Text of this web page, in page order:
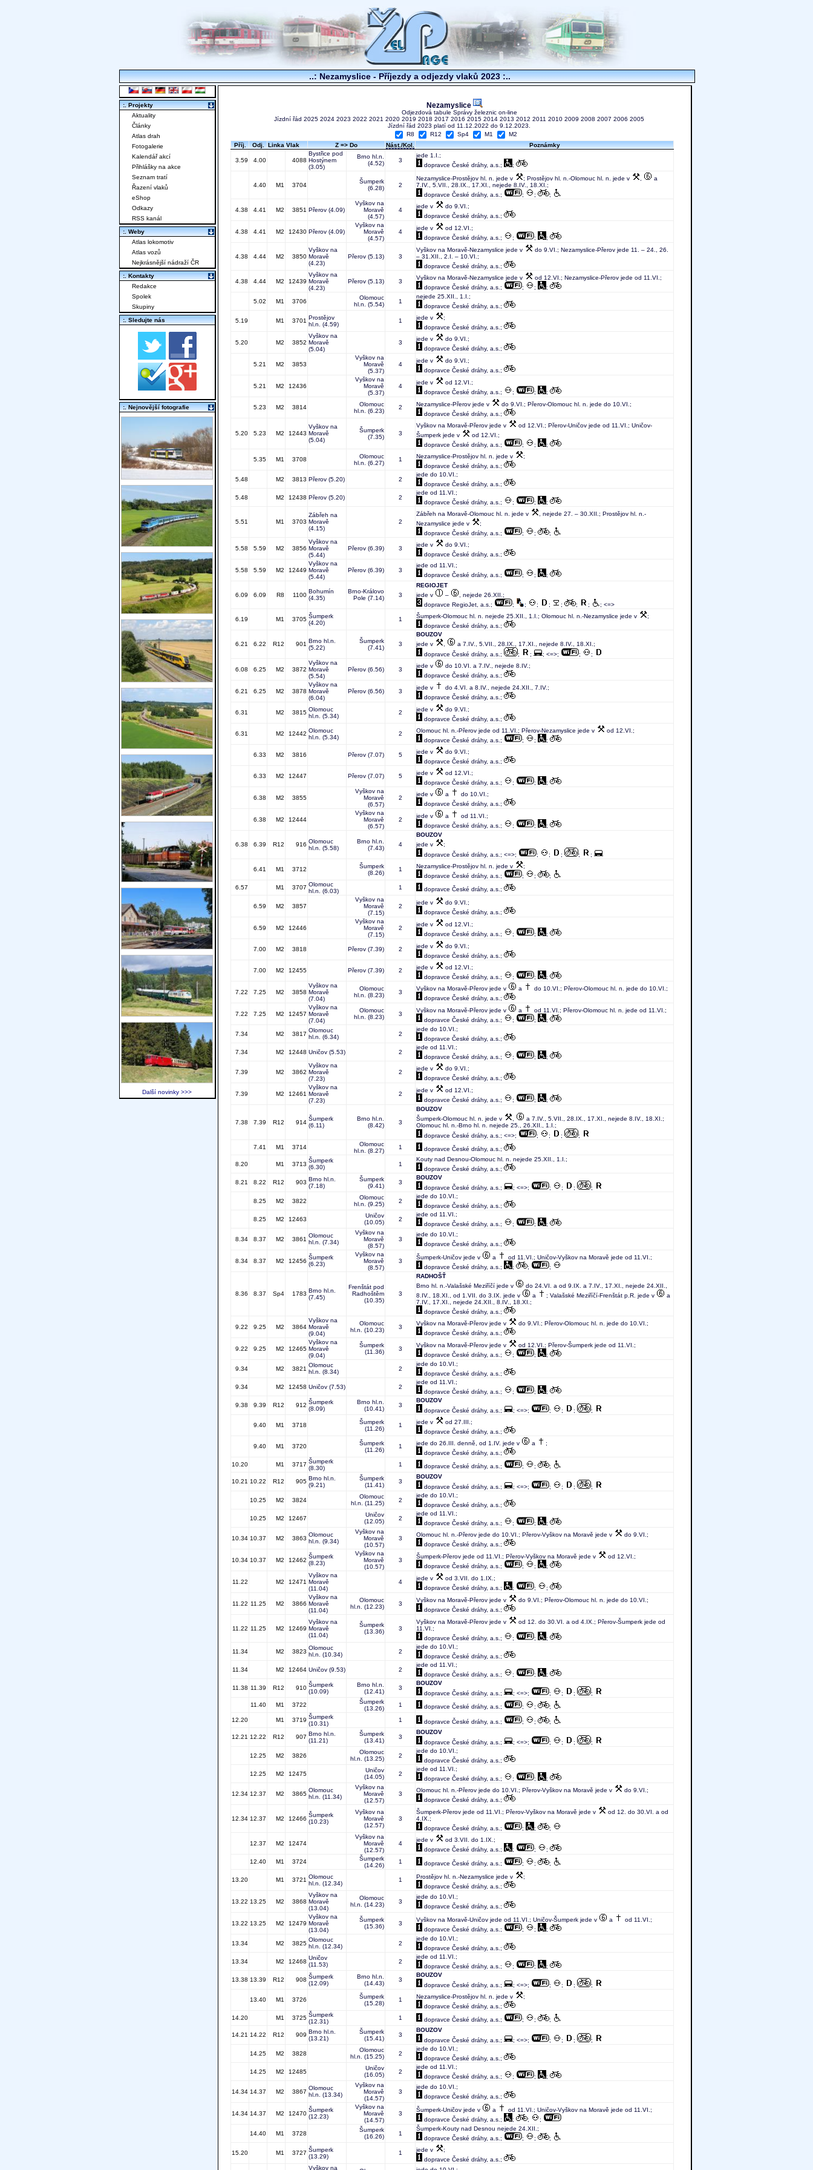
..: Nezamyslice - Příjezdy a odjezdy vlaků 2023 :..
Nezamyslice
Odjezdová tabule Správy železnic on-line
Jízdní řád 2025 2024 2023 2022 2021 2020 2019 2018 2017 2016 2015 2014 2013 2012 2011 2010 2009 2008 2007 2006 2005
Jízdní řád 2023 platí od 11.12.2022 do 9.12.2023.
R8
R12 Sp4 M1
M2
Příj.
Odj. Linka Vlak Z => Do Nást./Kol. Poznámky
3.59 4.00 4088
Bystřice pod
Hostýnem
(3.05)
Brno hl.n.
(4.52)
3
jede 1.I.;
dopravce České dráhy, a.s.;
;
4.40 M1 3704
Šumperk
(6.28)
2
Nezamyslice-Prostějov hl. n. jede v ; Prostějov hl. n.-Olomouc hl. n. jede v ,
a
7.IV., 5.VII., 28.IX., 17.XI., nejede 8.IV., 18.XI.;
dopravce České dráhy, a.s.;
; ; ;
4.38 4.41 M2 3851 Přerov (4.09)
Vyškov na
Moravě
(4.57)
4
jede v
do 9.VI.;
dopravce České dráhy, a.s.;
4.38 4.41 M2 12430 Přerov (4.09)
Vyškov na
Moravě
(4.57)
4
jede v
od 12.VI.;
dopravce České dráhy, a.s.;
; ; ;
4.38 4.44 M2 3850
Vyškov na
Moravě
(4.23)
Přerov (5.13) 3
Vyškov na Moravě-Nezamyslice jede v
do 9.VI.; Nezamyslice-Přerov jede 11. – 24., 26.
– 31.XII., 2.I. – 10.VI.;
dopravce České dráhy, a.s.;
4.38 4.44 M2 12439
Vyškov na
Moravě
(4.23)
Přerov (5.13) 3
Vyškov na Moravě-Nezamyslice jede v
od 12.VI.; Nezamyslice-Přerov jede od 11.VI.;
dopravce České dráhy, a.s.;
; ; ;
5.02 M1 3706
Olomouc
hl.n. (5.54) 1
nejede 25.XII., 1.I.;
dopravce České dráhy, a.s.;
5.19 M1 3701 Prostějov
hl.n. (4.59)
1 jede v
;
dopravce České dráhy, a.s.;
5.20 M2 3852
Vyškov na
Moravě
(5.04)
3
jede v
do 9.VI.;
dopravce České dráhy, a.s.;
5.21 M2 3853
Vyškov na
Moravě
(5.37)
4
jede v
do 9.VI.;
dopravce České dráhy, a.s.;
5.21 M2 12436
Vyškov na
Moravě
(5.37)
4
jede v
od 12.VI.;
dopravce České dráhy, a.s.;
; ; ;
5.23 M2 3814
Olomouc
hl.n. (6.23)
2 Nezamyslice-Přerov jede v
do 9.VI.; Přerov-Olomouc hl. n. jede do 10.VI.;
dopravce České dráhy, a.s.;
5.20 5.23 M2 12443
Vyškov na
Moravě
(5.04)
Šumperk
(7.35)
3
Vyškov na Moravě-Přerov jede v
od 12.VI.; Přerov-Uničov jede od 11.VI.; Uničov-
Šumperk jede v
od 12.VI.;
dopravce České dráhy, a.s.;
; ; ;
5.35 M1 3708
Olomouc
hl.n. (6.27)
1 Nezamyslice-Prostějov hl. n. jede v
;
dopravce České dráhy, a.s.;
5.48
M2 3813 Přerov (5.20) 2
jede do 10.VI.;
dopravce České dráhy, a.s.;
5.48
M2 12438 Přerov (5.20) 2
jede od 11.VI.;
dopravce České dráhy, a.s.;
; ; ;
5.51 M1 3703
Zábřeh na
Moravě
(4.15)
2
Zábřeh na Moravě-Olomouc hl. n. jede v
, nejede 27. – 30.XII.; Prostějov hl. n.-
Nezamyslice jede v
;
dopravce České dráhy, a.s.;
; ; ;
5.58 5.59 M2 3856
Vyškov na
Moravě
(5.44)
Přerov (6.39) 3
jede v
do 9.VI.;
dopravce České dráhy, a.s.;
5.58 5.59 M2 12449
Vyškov na
Moravě
(5.44)
Přerov (6.39) 3
jede od 11.VI.;
dopravce České dráhy, a.s.;
; ; ;
6.09 6.09 R8 1100
Bohumín
(4.35)
Brno-Královo
Pole (7.14) 3
REGIOJET
jede v
–
, nejede 26.XII.;
dopravce RegioJet, a.s.;
; ; ; ; ; ; ; ; <=>
6.19 M1 3705 Šumperk
(4.20)
1 Šumperk-Olomouc hl. n. nejede 25.XII., 1.I.; Olomouc hl. n.-Nezamyslice jede v
;
dopravce České dráhy, a.s.;
6.21 6.22 R12 901 Brno hl.n.
(5.22)
Šumperk
(7.41)
3
BOUZOV
jede v
,
a 7.IV., 5.VII., 28.IX., 17.XI., nejede 8.IV., 18.XI.;
dopravce České dráhy, a.s.;
; ; ; <=>; ; ;
6.08 6.25 M2 3872
Vyškov na
Moravě
(5.54)
Přerov (6.56) 3
jede v
do 10.VI. a 7.IV., nejede 8.IV.;
dopravce České dráhy, a.s.;
6.21 6.25 M2 3878
Vyškov na
Moravě
(6.04)
Přerov (6.56) 3
jede v
do 4.VI. a 8.IV., nejede 24.XII., 7.IV.;
dopravce České dráhy, a.s.;
6.31 M2 3815 Olomouc
hl.n. (5.34)
2 jede v
do 9.VI.;
dopravce České dráhy, a.s.;
6.31 M2 12442 Olomouc
hl.n. (5.34)
2 Olomouc hl. n.-Přerov jede od 11.VI.; Přerov-Nezamyslice jede v
od 12.VI.;
dopravce České dráhy, a.s.;
; ; ;
6.33 M2 3816 Přerov (7.07) 5 jede v
do 9.VI.;
dopravce České dráhy, a.s.;
6.33 M2 12447 Přerov (7.07) 5 jede v
od 12.VI.;
dopravce České dráhy, a.s.;
; ; ;
6.38 M2 3855
Vyškov na
Moravě
(6.57)
2
jede v a
do 10.VI.;
dopravce České dráhy, a.s.;
6.38 M2 12444
Vyškov na
Moravě
(6.57)
2
jede v a
od 11.VI.;
dopravce České dráhy, a.s.;
; ; ;
6.38 6.39 R12 916 Olomouc
hl.n. (5.58)
Brno hl.n.
(7.43)
4
BOUZOV
jede v
;
dopravce České dráhy, a.s.; <=>;
; ; ; ; ;
6.41 M1 3712
Šumperk
(8.26)
1 Nezamyslice-Prostějov hl. n. jede v
;
dopravce České dráhy, a.s.;
; ;
;
6.57
M1 3707 Olomouc
hl.n. (6.03)
1 dopravce České dráhy, a.s.;
6.59 M2 3857
Vyškov na
Moravě
(7.15)
2
jede v
do 9.VI.;
dopravce České dráhy, a.s.;
6.59 M2 12446
Vyškov na
Moravě
(7.15)
2
jede v
od 12.VI.;
dopravce České dráhy, a.s.;
; ; ;
7.00 M2 3818 Přerov (7.39) 2 jede v
do 9.VI.;
dopravce České dráhy, a.s.;
7.00 M2 12455 Přerov (7.39) 2 jede v
od 12.VI.;
dopravce České dráhy, a.s.;
; ; ;
7.22 7.25 M2 3858
Vyškov na
Moravě
(7.04)
Olomouc
hl.n. (8.23) 3
Vyškov na Moravě-Přerov jede v a
do 10.VI.; Přerov-Olomouc hl. n. jede do 10.VI.;
dopravce České dráhy, a.s.;
7.22 7.25 M2 12457
Vyškov na
Moravě
(7.04)
Olomouc
hl.n. (8.23) 3
Vyškov na Moravě-Přerov jede v a
od 11.VI.; Přerov-Olomouc hl. n. jede od 11.VI.;
dopravce České dráhy, a.s.;
; ; ;
7.34 M2 3817
Olomouc
hl.n. (6.34) 2
jede do 10.VI.;
dopravce České dráhy, a.s.;
7.34
M2 12448 Uničov (5.53) 2
jede od 11.VI.;
dopravce České dráhy, a.s.;
; ; ;
7.39 M2 3862
Vyškov na
Moravě
(7.23)
2
jede v
do 9.VI.;
dopravce České dráhy, a.s.;
7.39 M2 12461
Vyškov na
Moravě
(7.23)
2
jede v
od 12.VI.;
dopravce České dráhy, a.s.;
; ; ;
7.38 7.39 R12 914
Šumperk
(6.11)
Brno hl.n.
(8.42)
3
BOUZOV
Šumperk-Olomouc hl. n. jede v
,
a 7.IV., 5.VII., 28.IX., 17.XI., nejede 8.IV., 18.XI.;
Olomouc hl. n.-Brno hl. n. nejede 25., 26.XII., 1.I.;
dopravce České dráhy, a.s.; <=>;
; ; ;
;
7.41
M1 3714
Olomouc
hl.n. (8.27)
1 dopravce České dráhy, a.s.;
8.20 M1 3713
Šumperk
(6.30)
1
Kouty nad Desnou-Olomouc hl. n. nejede 25.XII., 1.I.;
dopravce České dráhy, a.s.;
8.21
8.22 R12 903 Brno hl.n.
(7.18)
Šumperk
(9.41)
3
BOUZOV
dopravce České dráhy, a.s.;
; <=>; ; ; ;
;
8.25
M2 3822
Olomouc
hl.n. (9.25) 2
jede do 10.VI.;
dopravce České dráhy, a.s.;
8.25
M2 12463
Uničov
(10.05)
2
jede od 11.VI.;
dopravce České dráhy, a.s.;
; ; ;
8.34 8.37 M2 3861
Olomouc
hl.n. (7.34)
Vyškov na
Moravě
(8.57)
3
jede do 10.VI.;
dopravce České dráhy, a.s.;
8.34 8.37 M2 12456
Šumperk
(6.23)
Vyškov na
Moravě
(8.57)
3
Šumperk-Uničov jede v a
od 11.VI.; Uničov-Vyškov na Moravě jede od 11.VI.;
dopravce České dráhy, a.s.;
; ; ;
8.36 8.37 Sp4 1783 Brno hl.n.
(7.45)
Frenštát pod
Radhoštěm
(10.35)
3
RADHOŠŤ
Brno hl. n.-Valašské Meziříčí jede v
do 24.VI. a od 9.IX. a 7.IV., 17.XI., nejede 24.XII.,
8.IV., 18.XI., od 1.VII. do 3.IX. jede v
a ; Valašské Meziříčí-Frenštát p.R. jede v
a
7.IV., 17.XI., nejede 24.XII., 8.IV., 18.XI.;
dopravce České dráhy, a.s.;
9.22 9.25 M2 3864
Vyškov na
Moravě
(9.04)
Olomouc
hl.n. (10.23) 3
Vyškov na Moravě-Přerov jede v
do 9.VI.; Přerov-Olomouc hl. n. jede do 10.VI.;
dopravce České dráhy, a.s.;
9.22 9.25 M2 12465
Vyškov na
Moravě
(9.04)
Šumperk
(11.36)
3
Vyškov na Moravě-Přerov jede v
od 12.VI.; Přerov-Šumperk jede od 11.VI.;
dopravce České dráhy, a.s.;
; ; ;
9.34 M2 3821
Olomouc
hl.n. (8.34) 2
jede do 10.VI.;
dopravce České dráhy, a.s.;
9.34
M2 12458 Uničov (7.53) 2
jede od 11.VI.;
dopravce České dráhy, a.s.;
; ;
;
9.38
9.39 R12 912 Šumperk
(8.09)
Brno hl.n.
(10.41)
3
BOUZOV
dopravce České dráhy, a.s.;
; <=>; ; ; ; ;
9.40 M1 3718
Šumperk
(11.26)
1 jede v
od 27.III.;
dopravce České dráhy, a.s.;
9.40 M1 3720
Šumperk
(11.26)
1 jede do 26.III. denně, od 1.IV. jede v a
;
dopravce České dráhy, a.s.;
10.20
M1 3717 Šumperk
(8.30)
1 dopravce České dráhy, a.s.; ; ; ;
10.21 10.22 R12 905 Brno hl.n.
(9.21)
Šumperk
(11.41)
3
BOUZOV
dopravce České dráhy, a.s.;
; <=>; ; ; ;
;
10.25
M2 3824
Olomouc
hl.n. (11.25) 2
jede do 10.VI.;
dopravce České dráhy, a.s.;
10.25
M2 12467
Uničov
(12.05)
2
jede od 11.VI.;
dopravce České dráhy, a.s.;
; ; ;
10.34 10.37 M2 3863
Olomouc
hl.n. (9.34)
Vyškov na
Moravě
(10.57)
3
Olomouc hl. n.-Přerov jede do 10.VI.; Přerov-Vyškov na Moravě jede v
do 9.VI.;
dopravce České dráhy, a.s.;
10.34 10.37 M2 12462
Šumperk
(8.23)
Vyškov na
Moravě
(10.57)
3
Šumperk-Přerov jede od 11.VI.; Přerov-Vyškov na Moravě jede v
od 12.VI.;
dopravce České dráhy, a.s.;
; ; ;
11.22 M2 12471
Vyškov na
Moravě
(11.04)
4
jede v
od 3.VII. do 1.IX.;
dopravce České dráhy, a.s.;
; ; ;
11.22 11.25 M2 3866
Vyškov na
Moravě
(11.04)
Olomouc
hl.n. (12.23) 3
Vyškov na Moravě-Přerov jede v
do 9.VI.; Přerov-Olomouc hl. n. jede do 10.VI.;
dopravce České dráhy, a.s.;
11.22 11.25 M2 12469
Vyškov na
Moravě
(11.04)
Šumperk
(13.36)
3
Vyškov na Moravě-Přerov jede v
od 12. do 30.VI. a od 4.IX.; Přerov-Šumperk jede od
11.VI.;
dopravce České dráhy, a.s.;
; ;
;
11.34
M2 3823
Olomouc
hl.n. (10.34) 2
jede do 10.VI.;
dopravce České dráhy, a.s.;
11.34
M2 12464 Uničov (9.53) 2
jede od 11.VI.;
dopravce České dráhy, a.s.;
; ;
;
11.38 11.39 R12 910 Šumperk
(10.09)
Brno hl.n.
(12.41)
3
BOUZOV
dopravce České dráhy, a.s.;
; <=>; ; ; ;
;
11.40
M1 3722
Šumperk
(13.26)
1 dopravce České dráhy, a.s.; ; ;
;
12.20
M1 3719 Šumperk
(10.31)
1 dopravce České dráhy, a.s.; ; ; ;
12.21 12.22 R12 907 Brno hl.n.
(11.21)
Šumperk
(13.41)
3
BOUZOV
dopravce České dráhy, a.s.;
; <=>; ; ; ;
;
12.25
M2 3826
Olomouc
hl.n. (13.25) 2
jede do 10.VI.;
dopravce České dráhy, a.s.;
12.25
M2 12475
Uničov
(14.05)
2
jede od 11.VI.;
dopravce České dráhy, a.s.;
; ; ;
12.34 12.37 M2 3865
Olomouc
hl.n. (11.34)
Vyškov na
Moravě
(12.57)
3
Olomouc hl. n.-Přerov jede do 10.VI.; Přerov-Vyškov na Moravě jede v
do 9.VI.;
dopravce České dráhy, a.s.;
12.34 12.37 M2 12466
Šumperk
(10.23)
Vyškov na
Moravě
(12.57)
3
Šumperk-Přerov jede od 11.VI.; Přerov-Vyškov na Moravě jede v
od 12. do 30.VI. a od
4.IX.;
dopravce České dráhy, a.s.;
; ; ;
12.37 M2 12474
Vyškov na
Moravě
(12.57)
4
jede v
od 3.VII. do 1.IX.;
dopravce České dráhy, a.s.;
; ;
;
12.40
M1 3724
Šumperk
(14.26)
1 dopravce České dráhy, a.s.; ; ; ;
13.20 M1 3721 Olomouc
hl.n. (12.34)
1 Prostějov hl. n.-Nezamyslice jede v
;
dopravce České dráhy, a.s.;
13.22 13.25 M2 3868
Vyškov na
Moravě
(13.04)
Olomouc
hl.n. (14.23) 3
jede do 10.VI.;
dopravce České dráhy, a.s.;
13.22 13.25 M2 12479
Vyškov na
Moravě
(13.04)
Šumperk
(15.36)
3
Vyškov na Moravě-Uničov jede od 11.VI.; Uničov-Šumperk jede v a
od 11.VI.;
dopravce České dráhy, a.s.;
; ; ;
13.34 M2 3825
Olomouc
hl.n. (12.34) 2
jede do 10.VI.;
dopravce České dráhy, a.s.;
13.34
M2 12468
Uničov
(11.53)
2
jede od 11.VI.;
dopravce České dráhy, a.s.;
; ;
;
13.38 13.39 R12 908 Šumperk
(12.09)
Brno hl.n.
(14.43)
3
BOUZOV
dopravce České dráhy, a.s.;
; <=>; ; ; ; ;
13.40 M1 3726
Šumperk
(15.28)
1 Nezamyslice-Prostějov hl. n. jede v
;
dopravce České dráhy, a.s.;
14.20
M1 3725 Šumperk
(12.31)
1 dopravce České dráhy, a.s.; ; ; ;
14.21 14.22 R12 909 Brno hl.n.
(13.21)
Šumperk
(15.41)
3
BOUZOV
dopravce České dráhy, a.s.;
; <=>; ; ; ;
;
14.25
M2 3828
Olomouc
hl.n. (15.25) 2
jede do 10.VI.;
dopravce České dráhy, a.s.;
14.25
M2 12485
Uničov
(16.05)
2
jede od 11.VI.;
dopravce České dráhy, a.s.;
; ; ;
14.34 14.37 M2 3867
Olomouc
hl.n. (13.34)
Vyškov na
Moravě
(14.57)
3
jede do 10.VI.;
dopravce České dráhy, a.s.;
14.34 14.37 M2 12470
Šumperk
(12.23)
Vyškov na
Moravě
(14.57)
3
Šumperk-Uničov jede v a
od 11.VI.; Uničov-Vyškov na Moravě jede od 11.VI.;
dopravce České dráhy, a.s.;
; ; ;
14.40 M1 3728
Šumperk
(16.26)
1
Šumperk-Kouty nad Desnou nejede 24.XII.;
dopravce České dráhy, a.s.;
; ; ;
15.20 M1 3727 Šumperk
(13.29)
1 jede v
;
dopravce České dráhy, a.s.;
Vyškov na
:. Projekty
Aktuality
Články
Atlas drah
Fotogalerie
Kalendář akcí
Přihlášky na akce
Seznam tratí
Řazení vlaků
eShop
Odkazy
RSS kanál
:. Weby
Atlas lokomotiv
Atlas vozů
Nejkrásnější nádraží ČR
:. Kontakty
Redakce
Spolek
Skupiny
:. Sledujte nás
:. Nejnovější fotografie
Další novinky >>>